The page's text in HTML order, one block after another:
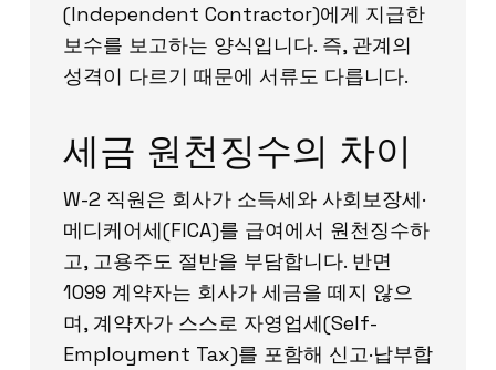
(Independent Contractor)에게 지급한
보수를 보고하는 양식입니다. 즉, 관계의
성격이 다르기 때문에 서류도 다릅니다.
세금 원천징수의 차이
W-2 직원은 회사가 소득세와 사회보장세·
메디케어세(FICA)를 급여에서 원천징수하
고, 고용주도 절반을 부담합니다. 반면
1099 계약자는 회사가 세금을 떼지 않으
며, 계약자가 스스로 자영업세(Self-
Employment Tax)를 포함해 신고·납부합